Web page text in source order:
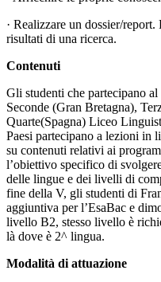
· Realizzare un dossier/
risultati di una ricerca.
Contenuti
Gli studenti che partecipano
Seconde (Gran Bretagna),
Quarte(Spagna) Liceo
Paesi partecipano a lezioni in
su contenuti relativi ai
l’obiettivo specifico di
delle lingue e dei livelli di
fine della V, gli studenti di
aggiuntiva per l’EsaBac e
livello B2, stesso livello è
là dove è 2^ lingua.
Modalità di attuazione